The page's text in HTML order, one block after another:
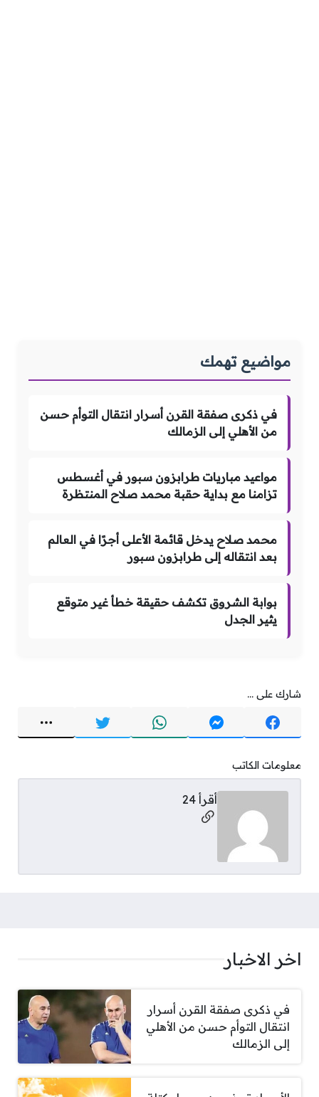
مواضيع تهمك
في ذكرى صفقة القرن أسرار انتقال التوأم حسن
من الأهلي إلى الزمالك
مواعيد مباريات طرابزون سبور في أغسطس
تزامنا مع بداية حقبة محمد صلاح المنتظرة
محمد صلاح يدخل قائمة الأعلى أجرًا في العالم
بعد انتقاله إلى طرابزون سبور
بوابة الشروق تكشف حقيقة خطأ غير متوقع
يثير الجدل
شارك على ...
معلومات الكاتب
أقرأ 24
مواقع التواصل
اخر الاخبار
في ذكرى صفقة القرن أسرار
انتقال التوأم حسن من الأهلي
إلى الزمالك